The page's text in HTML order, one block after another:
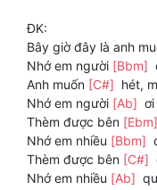
ĐK:
Bây giờ đây là anh
Nhớ em người [Bbm]
Anh muốn [C#] hét,
Nhớ em người [Ab] ơi
Thèm được bên [Ebm]
Nhớ em nhiều [Bbm]
Thèm được bên [C#]
Nhớ em nhiều [Ab]